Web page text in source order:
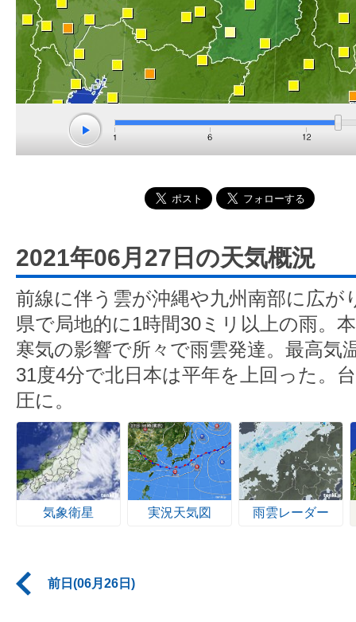
2021年06月27日の天気概況
前線に伴う雲が沖縄や九州南部に広が
県で局地的に1時間30ミリ以上の雨。
寒気の影響で所々で雨雲発達。最高気
31度4分で北日本は平年を上回った。
圧に。
気象衛星 実況天気図 雨雲レーダー
前日(06月26日)